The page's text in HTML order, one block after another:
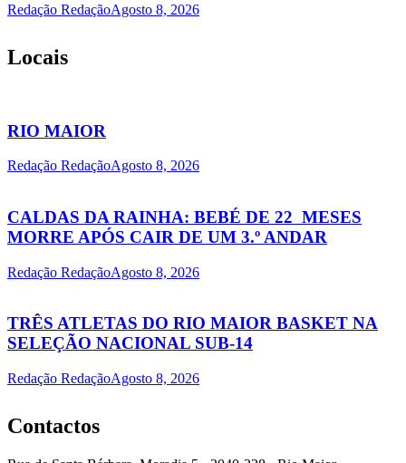
Redação RedaçãoAgosto 8, 2026
Locais
RIO MAIOR
Redação RedaçãoAgosto 8, 2026
CALDAS DA RAINHA: BEBÉ DE 22 MESES
MORRE APÓS CAIR DE UM 3.º ANDAR
Redação RedaçãoAgosto 8, 2026
TRÊS ATLETAS DO RIO MAIOR BASKET NA
SELEÇÃO NACIONAL SUB-14
Redação RedaçãoAgosto 8, 2026
Contactos